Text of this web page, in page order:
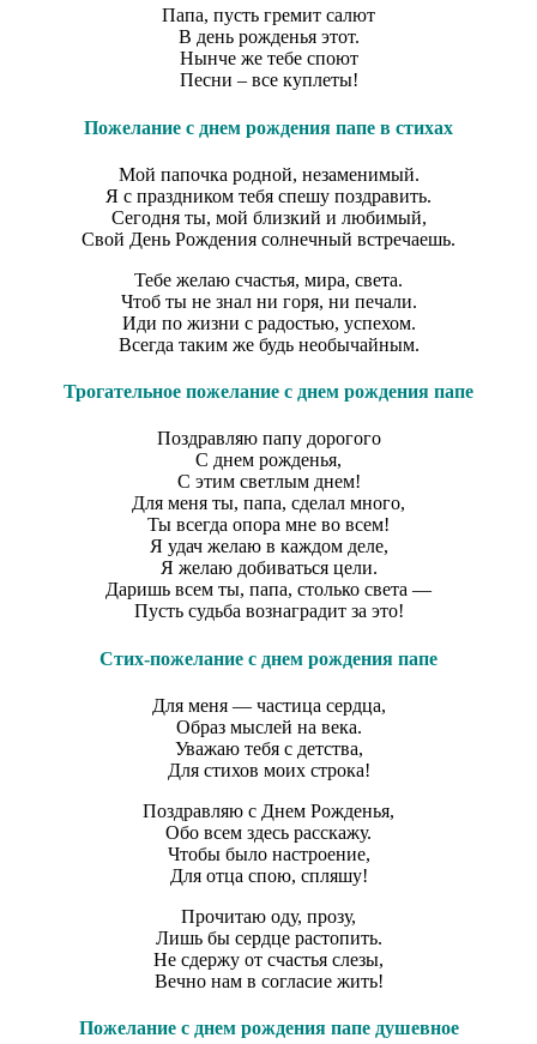
Папа, пусть гремит салют
В день рожденья этот.
Нынче же тебе споют
Песни – все куплеты!
Пожелание с днем рождения папе в стихах
Мой папочка родной, незаменимый.
Я с праздником тебя спешу поздравить.
Сегодня ты, мой близкий и любимый,
Свой День Рождения солнечный встречаешь.
Тебе желаю счастья, мира, света.
Чтоб ты не знал ни горя, ни печали.
Иди по жизни с радостью, успехом.
Всегда таким же будь необычайным.
Трогательное пожелание с днем рождения папе
Поздравляю папу дорогого
С днем рожденья,
С этим светлым днем!
Для меня ты, папа, сделал много,
Ты всегда опора мне во всем!
Я удач желаю в каждом деле,
Я желаю добиваться цели.
Даришь всем ты, папа, столько света —
Пусть судьба вознаградит за это!
Стих-пожелание с днем рождения папе
Для меня — частица сердца,
Образ мыслей на века.
Уважаю тебя с детства,
Для стихов моих строка!
Поздравляю с Днем Рожденья,
Обо всем здесь расскажу.
Чтобы было настроение,
Для отца спою, спляшу!
Прочитаю оду, прозу,
Лишь бы сердце растопить.
Не сдержу от счастья слезы,
Вечно нам в согласие жить!
Пожелание с днем рождения папе душевное